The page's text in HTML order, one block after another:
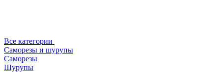
Все категории
Саморезы и шурупы
Саморезы
Шурупы